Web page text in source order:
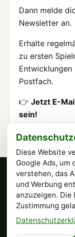
Dann melde
Newsletter an.
Erhalte
zu ersten
Postfach.
👉 Jetzt E-
sein!
Diese Website
Google Ads, um
verstehen, das
und Werbung
anzuzeigen.
Zustimmung
Tennisclub
Römerstr. 6,
Instagram ·